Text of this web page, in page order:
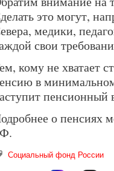
это могут,
медики,
свои
кому не хватает
в
пенсионный
о пенсиях
Социальный фонд России